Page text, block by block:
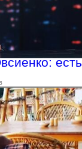
есть